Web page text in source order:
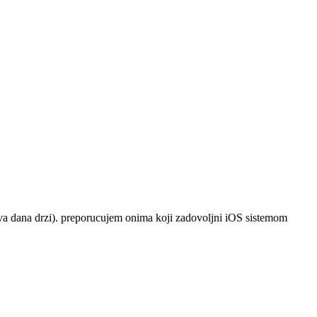
dana drzi). preporucujem onima koji zadovoljni iOS sistemom